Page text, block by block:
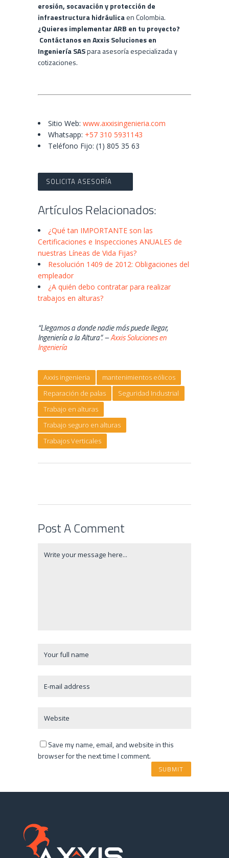
erosión, socavación y protección de
infraestructura hidráulicaen Colombia.
¿Quieres implementar ARB en tu proyecto?
Contáctanos en Axxis Soluciones en
Ingeniería SASpara asesoría especializada y
cotizaciones.
Sitio Web: www.axxisingenieria.com
Whatsapp: +57 310 5931143
Teléfono Fijo: (1) 805 35 63
SOLICITA ASESORÍA
Artículos Relacionados:
¿Qué tan IMPORTANTE son las
Certificaciones e Inspecciones ANUALES de
nuestras Líneas de Vida Fijas?
Resolución 1409 de 2012: Obligaciones del
empleador
¿A quién debo contratar para realizar
trabajos en alturas?
“Llegamos a donde nadie más puede llegar,
Ingeniería a la Altura”. –Axxis Soluciones en
Ingeniería
Axxis ingenieria
mantenimientos eólicos
Reparación de palas
Seguridad Industrial
Trabajo en alturas
Trabajo seguro en alturas
Trabajos Verticales
Post A Comment
Save my name, email, and website in this
browser for the next time I comment.